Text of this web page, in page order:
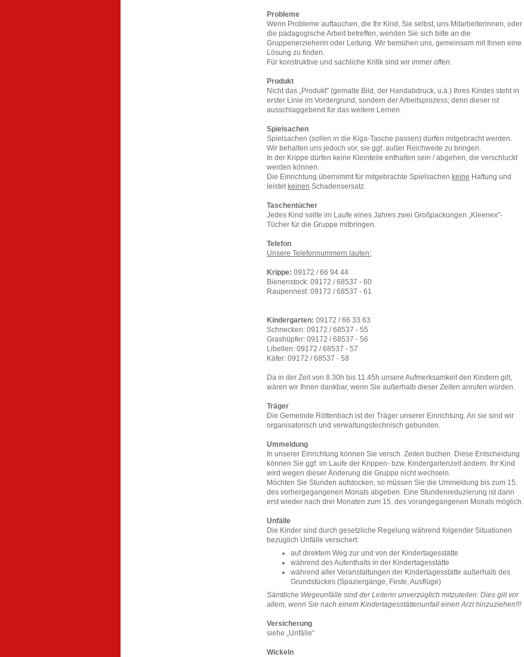
Probleme
Wenn Probleme auftauchen, die Ihr Kind, Sie selbst, uns Mitarbeiterinnen, oder
die pädagogische Arbeit betreffen, wenden Sie sich bitte an die
Gruppenerzieherin oder Leitung. Wir bemühen uns, gemeinsam mit Ihnen eine
Lösung zu finden.
Für konstruktive und sachliche Kritik sind wir immer offen.
Produkt
Nicht das „Produkt" (gemalte Bild, der Handabdruck, u.ä.) Ihres Kindes steht in
erster Linie im Vordergrund, sondern der Arbeitsprozess; denn dieser ist
ausschlaggebend für das weitere Lernen.
Spielsachen
Spielsachen (sollen in die Kiga-Tasche passen) dürfen mitgebracht werden.
Wir behalten uns jedoch vor, sie ggf. außer Reichweite zu bringen.
In der Krippe dürfen keine Kleinteile enthalten sein / abgehen, die verschluckt
werden können.
Die Einrichtung übernimmt für mitgebrachte Spielsachen keine Haftung und
leistet keinen Schadensersatz.
Taschentücher
Jedes Kind sollte im Laufe eines Jahres zwei Großpackungen „Kleenex"-
Tücher für die Gruppe mitbringen.
Telefon
Unsere Telefonnummern lauten:
Krippe: 09172 / 66 94 44
Bienenstock: 09172 / 68537 - 60
Raupennest: 09172 / 68537 - 61
Kindergarten: 09172 / 66 33 63
Schnecken: 09172 / 68537 - 55
Grashüpfer: 09172 / 68537 - 56
Libellen: 09172 / 68537 - 57
Käfer: 09172 / 68537 - 58
Da in der Zeit von 8.30h bis 11.45h unsere Aufmerksamkeit den Kindern gilt,
wären wir Ihnen dankbar, wenn Sie außerhalb dieser Zeiten anrufen würden.
Träger
Die Gemeinde Röttenbach ist der Träger unserer Einrichtung. An sie sind wir
organisatorisch und verwaltungstechnisch gebunden.
Ummeldung
In unserer Einrichtung können Sie versch. Zeiten buchen. Diese Entscheidung
können Sie ggf. im Laufe der Krippen- bzw. Kindergartenzeit ändern. Ihr Kind
wird wegen dieser Änderung die Gruppe nicht wechseln.
Möchten Sie Stunden aufstocken, so müssen Sie die Ummeldung bis zum 15.
des vorhergegangenen Monats abgeben. Eine Stundenreduzierung ist dann
erst wieder nach drei Monaten zum 15. des vorangegangenen Monats möglich.
Unfälle
Die Kinder sind durch gesetzliche Regelung während folgender Situationen
bezüglich Unfälle versichert:
auf direktem Weg zur und von der Kindertagesstätte
während des Aufenthalts in der Kindertagesstätte
während aller Veranstaltungen der Kindertagesstätte außerhalb des
Grundstückes (Spaziergänge, Feste, Ausflüge)
Sämtliche Wegeunfälle sind der Leiterin unverzüglich mitzuteilen. Dies gilt vor
allem, wenn Sie nach einem Kindertagesstättenunfall einen Arzt hinzuziehen!!!
Versicherung
siehe „Unfälle“
Wickeln